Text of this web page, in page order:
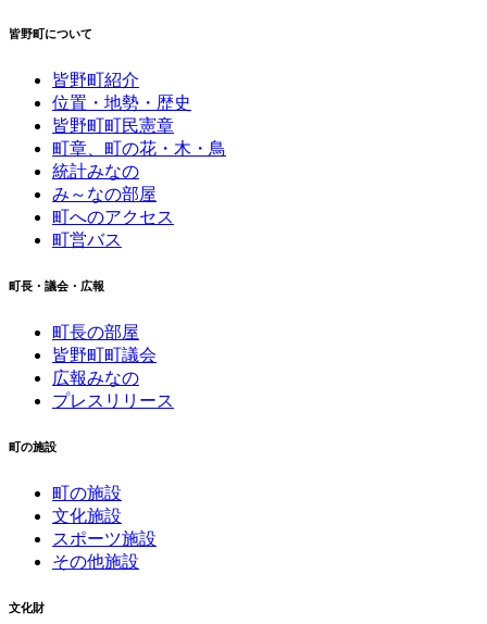
皆野町について
皆野町紹介
位置・地勢・歴史
皆野町町民憲章
町章、町の花・木・鳥
統計みなの
み～なの部屋
町へのアクセス
町営バス
町長・議会・広報
町長の部屋
皆野町町議会
広報みなの
プレスリリース
町の施設
町の施設
文化施設
スポーツ施設
その他施設
文化財